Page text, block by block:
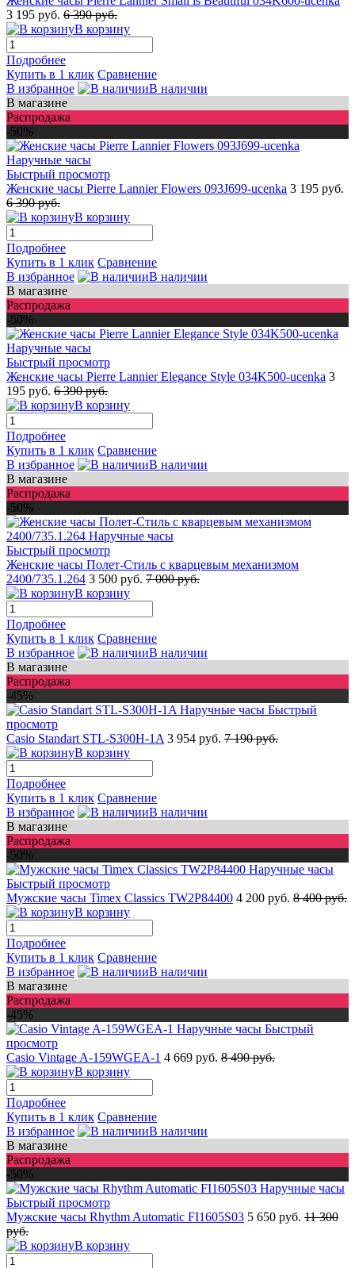
3 195 руб. 6 390 руб.
В корзину
Подробнее
Купить в 1 клик Сравнение
В избранное
В наличии
В магазине
Распродажа
-50%
Быстрый просмотр
Женские часы Pierre Lannier Flowers 093J699-ucenka 3 195 руб.
6 390 руб.
В корзину
Подробнее
Купить в 1 клик Сравнение
В избранное
В наличии
В магазине
Распродажа
-50%
Быстрый просмотр
Женские часы Pierre Lannier Elegance Style 034K500-ucenka 3
195 руб. 6 390 руб.
В корзину
Подробнее
Купить в 1 клик Сравнение
В избранное
В наличии
В магазине
Распродажа
-50%
Быстрый просмотр
Женские часы Полет-Стиль с кварцевым механизмом
2400/735.1.264 3 500 руб. 7 000 руб.
В корзину
Подробнее
Купить в 1 клик Сравнение
В избранное
В наличии
В магазине
Распродажа
-45%
Быстрый
просмотр
Casio Standart STL-S300H-1A 3 954 руб. 7 190 руб.
В корзину
Подробнее
Купить в 1 клик Сравнение
В избранное
В наличии
В магазине
Распродажа
-50%
Быстрый просмотр
Мужские часы Timex Classics TW2P84400 4 200 руб. 8 400 руб.
В корзину
Подробнее
Купить в 1 клик Сравнение
В избранное
В наличии
В магазине
Распродажа
-45%
Быстрый
просмотр
Casio Vintage A-159WGEA-1 4 669 руб. 8 490 руб.
В корзину
Подробнее
Купить в 1 клик Сравнение
В избранное
В наличии
В магазине
Распродажа
-50%
Быстрый просмотр
Мужские часы Rhythm Automatic FI1605S03 5 650 руб. 11 300
руб.
В корзину